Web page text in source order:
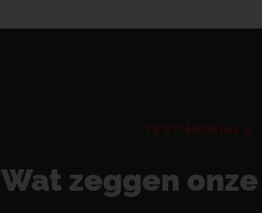
TESTIMONIALS
Wat zeggen